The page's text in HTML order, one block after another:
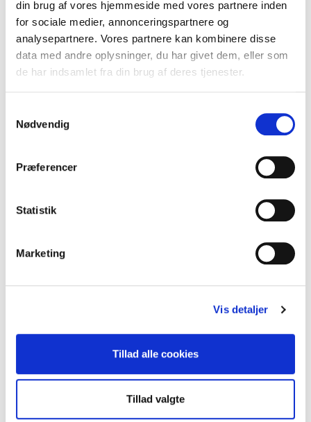
din brug af vores hjemmeside med vores partnere inden
for sociale medier, annonceringspartnere og
analysepartnere. Vores partnere kan kombinere disse
data med andre oplysninger, du har givet dem, eller som
de har indsamlet fra din brug af deres tjenester.
Nødvendig
Præferencer
Statistik
Marketing
Vis detaljer
Tillad alle cookies
Tillad valgte
Foldeværktøj BBB PrimeFold XL Blå/sølv 18 funktioner (10) BTL-48XL